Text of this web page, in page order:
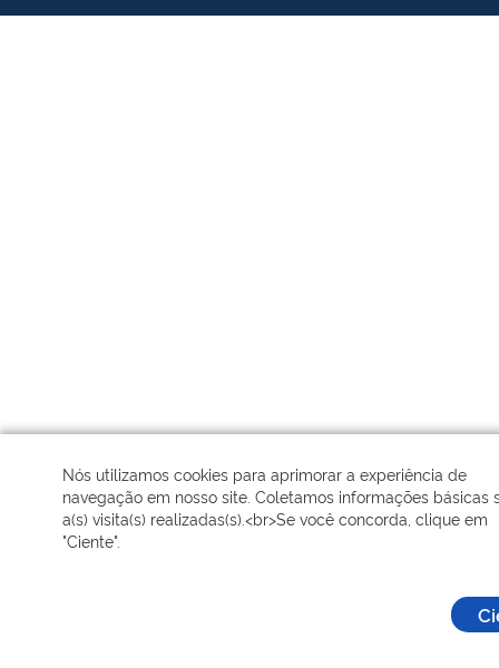
Nós utilizamos cookies para aprimorar a experiência de
navegação em nosso site. Coletamos informações básicas
a(s) visita(s) realizadas(s).<br>Se você concorda, clique em
"Ciente".